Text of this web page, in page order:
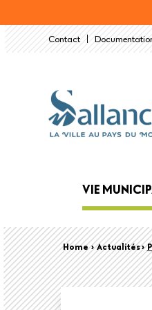
to
Contact
Main
VIE
Home› Actualités ›